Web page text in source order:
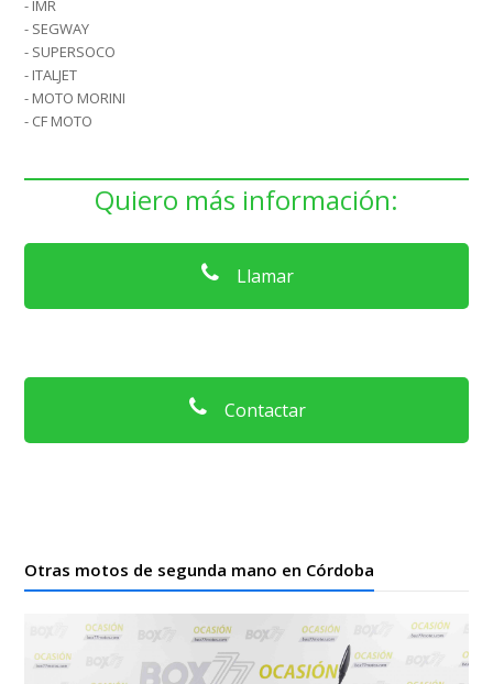
- IMR
- SEGWAY
- SUPERSOCO
- ITALJET
- MOTO MORINI
- CF MOTO
Quiero más información:
Llamar
Contactar
Otras motos de segunda mano en Córdoba